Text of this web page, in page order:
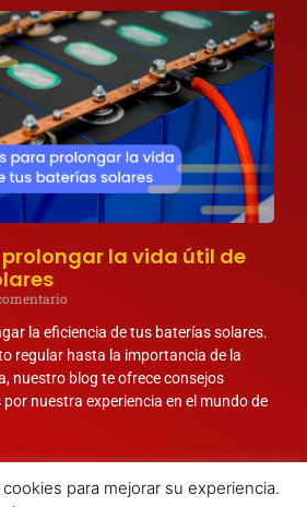
la vida útil de
la eficiencia de tus baterías solares.
regular hasta la importancia de la
nuestro blog te ofrece consejos
nuestra experiencia en el mundo de
para mejorar su experiencia.